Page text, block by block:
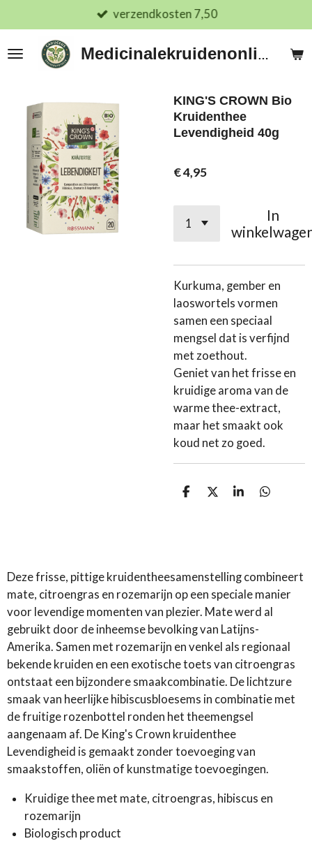
direct
naar
Medicinalekruidenonline.nl
verzendkosten 7,50
KING'S CROWN Bio
Kruidenthee
Levendigheid 40g
€ 4,95
In
Kurkuma, gember en
laoswortels vormen
samen een speciaal
mengsel dat is verfijnd
met zoethout.
Geniet van het frisse en
kruidige aroma van de
warme thee-extract,
maar het smaakt ook
koud net zo goed.
D
D
S
D
Deze frisse, pittige kruidentheesamenstelling combineert
mate, citroengras en rozemarijn op een speciale manier
voor levendige momenten van plezier. Mate werd al
gebruikt door de inheemse bevolking van Latijns-
Amerika. Samen met rozemarijn en venkel als regionaal
bekende kruiden en een exotische toets van citroengras
ontstaat een bijzondere smaakcombinatie. De lichtzure
smaak van heerlijke hibiscusbloesems in combinatie met
de fruitige rozenbottel ronden het theemengsel
aangenaam af. De King's Crown kruidenthee
Levendigheid is gemaakt zonder toevoeging van
smaakstoffen, oliën of kunstmatige toevoegingen.
Kruidige thee met mate, citroengras, hibiscus en
rozemarijn
Biologisch product